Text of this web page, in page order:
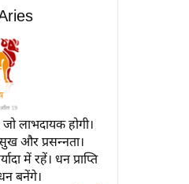
लाभदायक होगी।
और प्रसन्नता।
में रहें। धन प्राप्ति
बनेंगे।